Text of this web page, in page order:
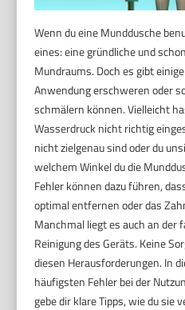
Wenn du eine Munddusche
eines: eine gründliche und
Mundraums. Doch es gibt
Anwendung erschweren oder
schmälern können. Vielleicht
Wasserdruck nicht richtig
nicht zielgenau sind oder du
welchem Winkel du die
Fehler können dazu führen,
optimal entfernen oder das
Manchmal liegt es auch an der
Reinigung des Geräts. Keine
diesen Herausforderungen. In
häufigsten Fehler bei der
gebe dir klare Tipps, wie du sie